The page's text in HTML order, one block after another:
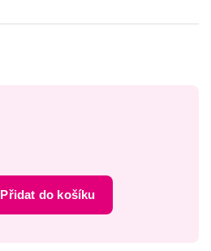
Přidat do košíku